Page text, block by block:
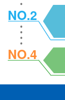
NO.2
NO.3
NO.4